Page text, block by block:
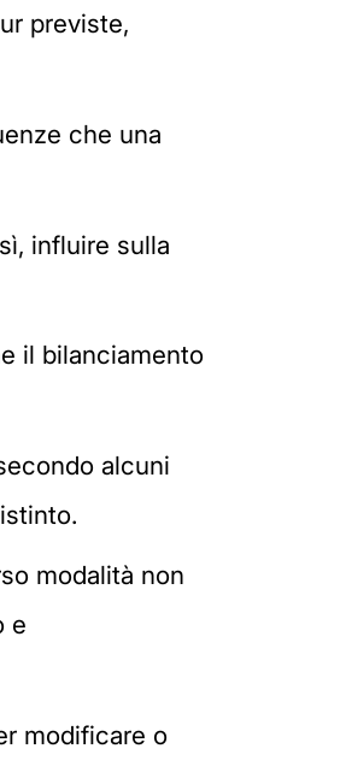
previste,
che una
influire sulla
il bilanciamento
alcuni
modalità non
e
modificare o